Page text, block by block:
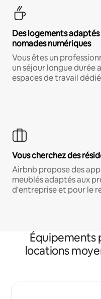
Des logements
nomades numériques
Vous êtes un
un séjour longue durée
espaces de travail
Vous cherchez des
Airbnb propose des
meublés adaptés aux
d'entreprise et pour le
Équipements
locations